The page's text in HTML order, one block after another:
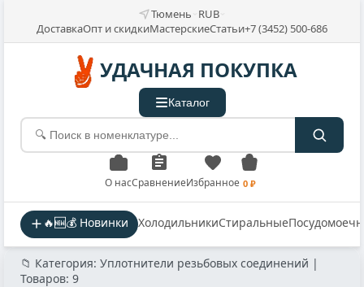
Тюмень RUB
ДоставкаОпт и скидкиМастерскиеСтатьи+7 (3452) 500-686
УДАЧНАЯ ПОКУПКА
Каталог
О насСравнениеИзбранное 0 ₽
🔥🆕💰 Новинки ХолодильникиСтиральные
📁 Категория: Уплотнители резьбовых соединений |
Товаров: 9